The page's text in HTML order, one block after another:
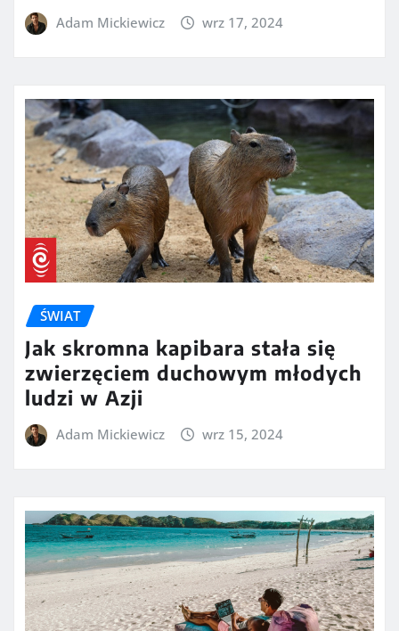
Adam Mickiewicz wrz 17, 2024
ŚWIAT
Jak skromna kapibara stała się
zwierzęciem duchowym młodych
ludzi w Azji
Adam Mickiewicz wrz 15, 2024